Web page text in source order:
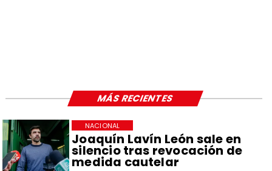
Joaquín Lavín León sale en
silencio tras revocación de
medida cautelar
NACIONAL
MÁS RECIENTES